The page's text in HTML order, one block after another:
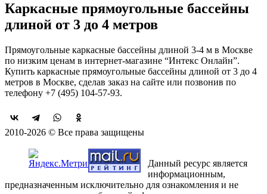
Каркасные прямоугольные бассейны
длиной от 3 до 4 метров
Прямоугольные каркасные бассейны длиной 3-4 м в Москве
по низким ценам в интернет-магазине “Интекс Онлайн”.
Купить каркасные прямоугольные бассейны длиной от 3 до 4
метров в Москве, сделав заказ на сайте или позвонив по
телефону +7 (495) 104-57-93.
2010-2026 © Все права защищены
Данный ресурс является
информационным,
предназначенным исключительно для ознакомления и не